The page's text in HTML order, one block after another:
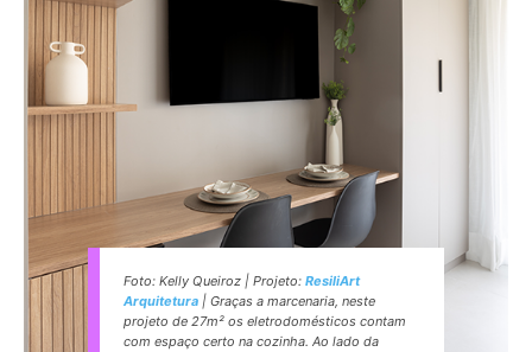
Foto: Kelly Queiroz | Projeto: ResiliArt
Arquitetura | Graças a marcenaria, neste
projeto de 27m² os eletrodomésticos contam
com espaço certo na cozinha. Ao lado da